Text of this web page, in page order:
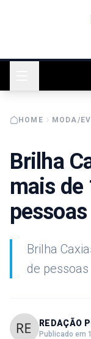
HOME MODA/
Brilha
mais de
pessoas
Brilha
de pessoas
REDAÇÃO
Publicado em